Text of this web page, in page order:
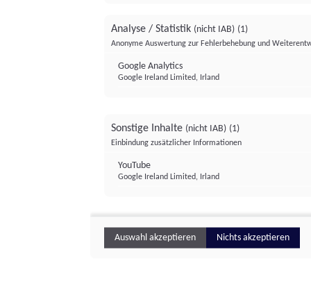
Analyse / Statistik (nicht IAB) (1)
Anonyme Auswertung zur Fehlerbehebung und
Google Analytics
Google Ireland Limited, Irland
Sonstige Inhalte (nicht IAB) (1)
Einbindung zusätzlicher Informationen
YouTube
Google Ireland Limited, Irland
Auswahl akzeptieren Nichts akzeptieren